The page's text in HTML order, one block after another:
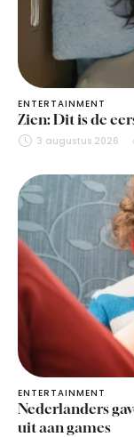
ENTERTAINMENT
Zien: Dit is de
3 augustus 2026
ENTERTAINMENT
Nederlanders
uit aan games